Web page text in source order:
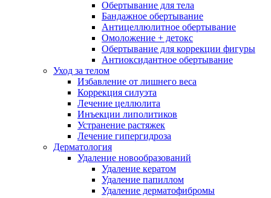
Обертывание для тела
Бандажное обертывание
Антицеллюлитное обертывание
Омоложение + детокс
Обертывание для коррекции фигуры
Антиоксидантное обертывание
Уход за телом
Избавление от лишнего веса
Коррекция силуэта
Лечение целлюлита
Инъекции липолитиков
Устранение растяжек
Лечение гипергидроза
Дерматология
Удаление новообразований
Удаление кератом
Удаление папиллом
Удаление дерматофибромы